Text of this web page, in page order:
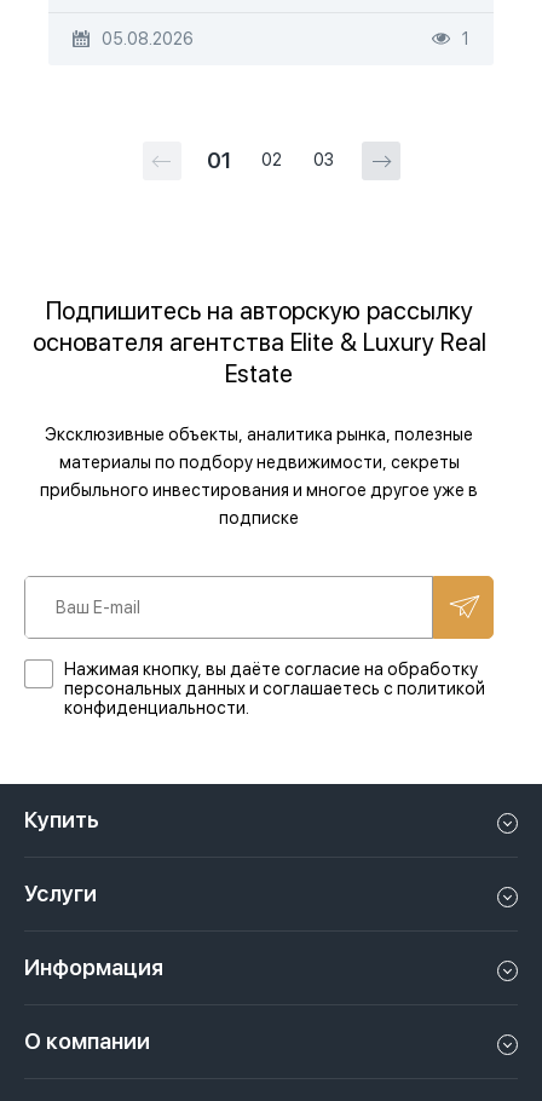
05.08.2026 1
01 02 03
Подпишитесь на авторскую рассылку
основателя агентства Elite & Luxury Real
Estate
Эксклюзивные объекты, аналитика рынка, полезные
материалы по подбору недвижимости, секреты
прибыльного инвестирования и многое другое уже в
подписке
Нажимая кнопку, вы даёте согласие на обработку
персональных данных и соглашаетесь с политикой
конфиденциальности.
Купить
Апартаменты в Дубае
Пентхаус в Дубае
Услуги
Сдать недвижимость в Дубае, ОАЭ
Информация
О компании